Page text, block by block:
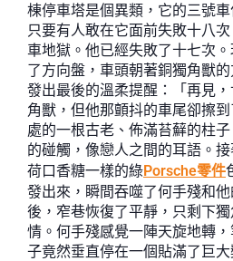
棟停車塔是個異類，它的三號
只要有人敢在它面前失敗十八
車地獄。他已經失敗了十七次
了方向盤，車頭朝著銅獨角獸
發出最後的溫柔提醒：「再見
角獸，但他那顫抖的車尾卻擦
處的一根古老、佈滿苔蘚的柱
的碰觸，像戀人之間的耳語。
荷口香糖一樣的綠Porsche零件
發出來，瞬間吞噬了何手殘和
後，窄巷恢復了平靜，只剩下
情。何手殘感覺一陣天旋地轉
子竟然垂直停在一個貼滿了巨